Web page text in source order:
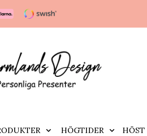
HÖGTIDER HÖST